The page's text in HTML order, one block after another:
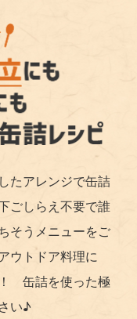
たアレンジで缶詰
ごしらえ不要で誰
そうメニューをご
ウトドア料理に
缶詰を使った極
い♪